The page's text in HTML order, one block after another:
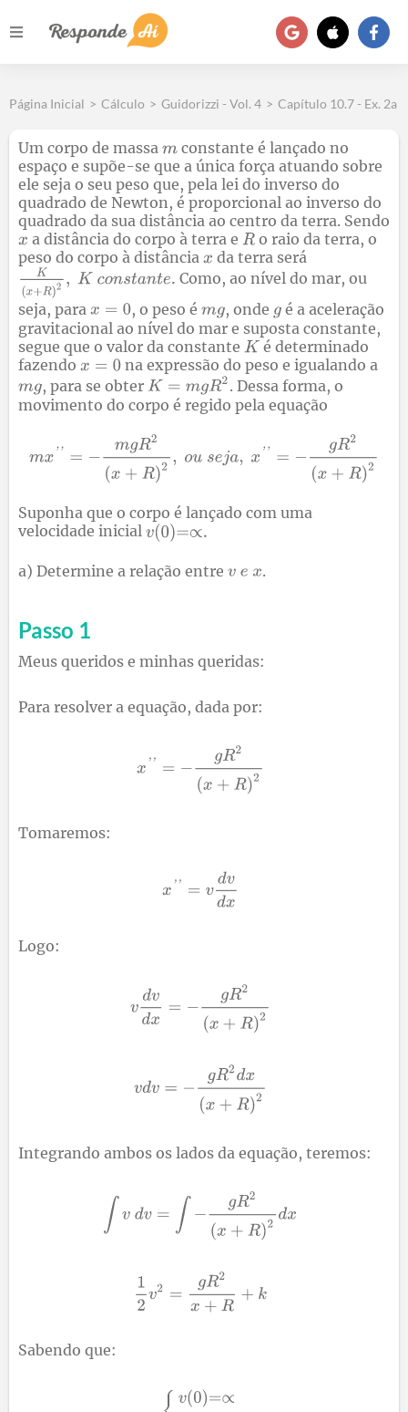
Página Inicial > Cálculo > Guidorizzi - Vol. 4 > Capítulo 10.7 - Ex. 2a
Um corpo de massa
constante é lançado no
espaço e supõe-se que a única força atuando sobre
ele seja o seu peso que, pela lei do inverso do
quadrado de Newton, é proporcional ao inverso do
quadrado da sua distância ao centro da terra. Sendo
a distância do corpo à terra e
o raio da terra, o
peso do corpo à distância
da terra será
Como, ao nível do mar, ou
seja, para
, o peso é , onde
é a aceleração
gravitacional ao nível do mar e suposta constante,
segue que o valor da constante
é determinado
fazendo
na expressão do peso e igualando a
, para se obter
. Dessa forma, o
movimento do corpo é regido pela equação
Suponha que o corpo é lançado com uma
velocidade inicial
a) Determine a relação entre .
Passo 1
Meus queridos e minhas queridas:
Para resolver a equação, dada por:
Tomaremos:
Logo:
Integrando ambos os lados da equação, teremos:
Sabendo que: